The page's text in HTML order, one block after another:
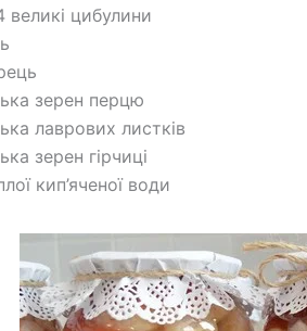
великі цибулини
зерен перцю
лаврових листків
зерен гірчиці
кип’яченої води